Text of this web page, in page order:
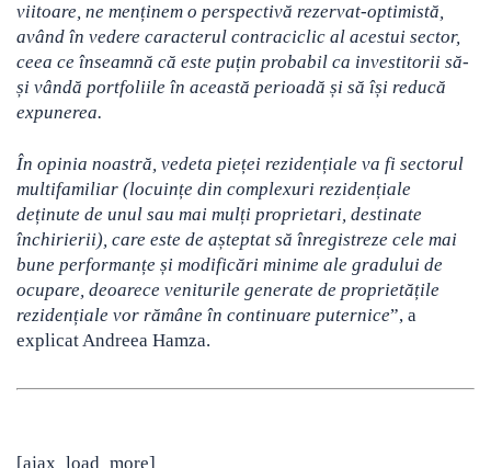
viitoare, ne menținem o perspectivă rezervat-optimistă,
având în vedere caracterul contraciclic al acestui sector,
ceea ce înseamnă că este puțin probabil ca investitorii să-
și vândă portfoliile în această perioadă și să își reducă
expunerea.
În opinia noastră, vedeta pieței rezidențiale va fi sectorul
multifamiliar (locuințe din complexuri rezidențiale
deținute de unul sau mai mulți proprietari, destinate
închirierii), care este de așteptat să înregistreze cele mai
bune performanțe și modificări minime ale gradului de
ocupare, deoarece veniturile generate de proprietățile
rezidențiale vor rămâne în continuare puternice”, a
explicat Andreea Hamza.
[ajax_load_more]